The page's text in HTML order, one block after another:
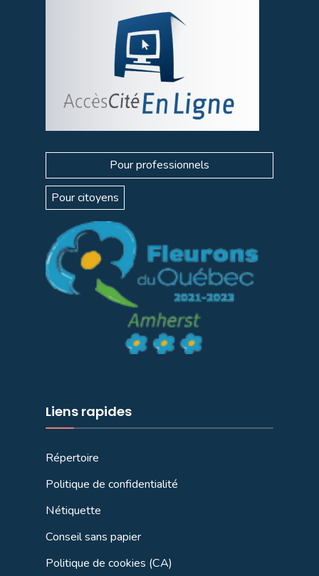
Pour professionnels
Pour citoyens
Liens rapides
Répertoire
Politique de confidentialité
Nétiquette
Conseil sans papier
Politique de cookies (CA)